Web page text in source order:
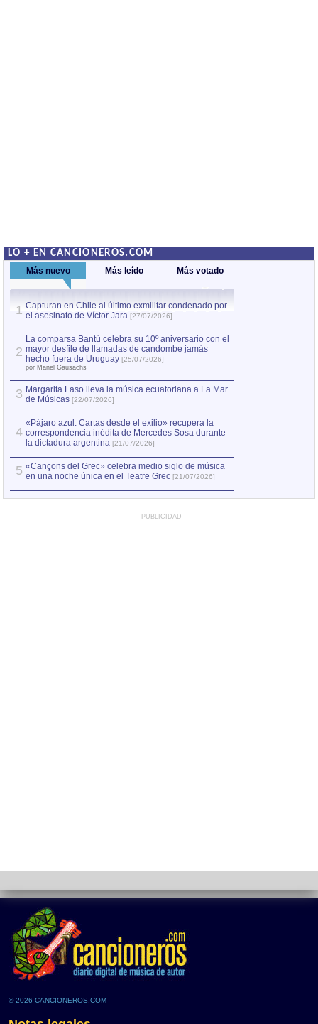
LO + EN CANCIONEROS.COM
Más nuevo Más leído Más votado
1 Capturan en Chile al último exmilitar condenado por
el asesinato de Víctor Jara [27/07/2026]
2
La comparsa Bantú celebra su 10º aniversario con el
mayor desfile de llamadas de candombe jamás
hecho fuera de Uruguay [25/07/2026]
por Manel Gausachs
3 Margarita Laso lleva la música ecuatoriana a La Mar
de Músicas [22/07/2026]
4
«Pájaro azul. Cartas desde el exilio» recupera la
correspondencia inédita de Mercedes Sosa durante
la dictadura argentina [21/07/2026]
5 «Cançons del Grec» celebra medio siglo de música
en una noche única en el Teatre Grec [21/07/2026]
PUBLICIDAD
© 2026 CANCIONEROS.COM